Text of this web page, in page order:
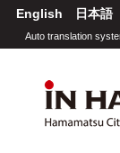
English 日本語
Auto translation